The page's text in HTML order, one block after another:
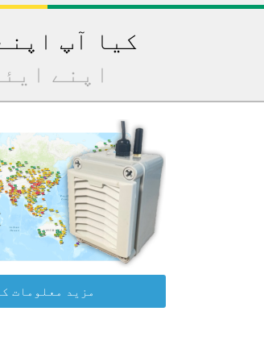
کیا آپ
اپنے
مزید معلومات